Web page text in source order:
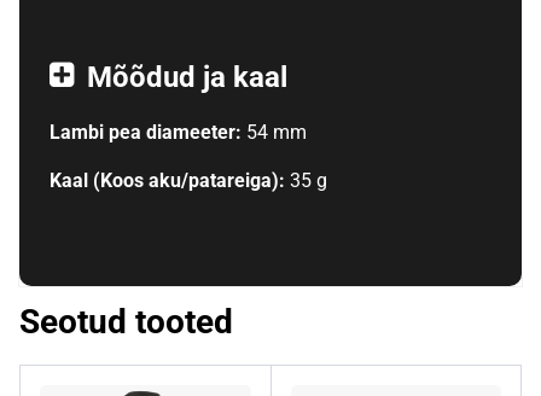
Mõõdud ja kaal
Lambi pea diameeter: 54 mm
Kaal (Koos aku/patareiga): 35 g
Seotud tooted